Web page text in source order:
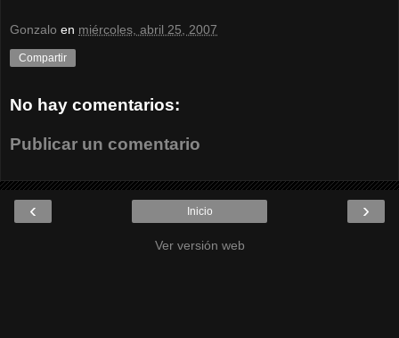
Gonzalo en miércoles, abril 25, 2007
Compartir
No hay comentarios:
Publicar un comentario
‹ ›
Inicio
Ver versión web